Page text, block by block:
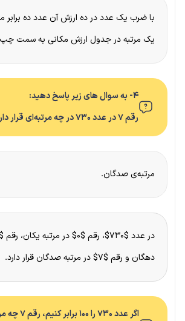
با ضرب یک عدد در ده ارزش آن عدد ده برابر
یک مرتبه در جدول ارزش مکانی به سمت
۴- به سوال های زیر پاسخ دهید:
رقم ۷ در عدد ۷۳۰ در چه مرتبه‌ای قرار دارد؟
مرتبه‌ی صدگان.
دهگان و رقم $۷$ در مرتبه صدگان قرار دارد.
اگر عدد ۷۳۰ را